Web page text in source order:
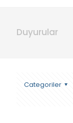
Duyurular
Categoriler